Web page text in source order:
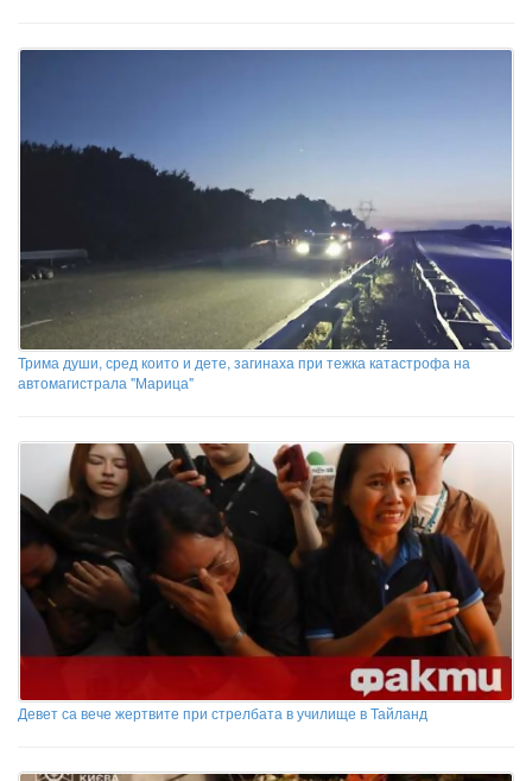
Трима души, сред които и дете, загинаха при тежка катастрофа на
автомагистрала "Марица"
Девет са вече жертвите при стрелбата в училище в Тайланд